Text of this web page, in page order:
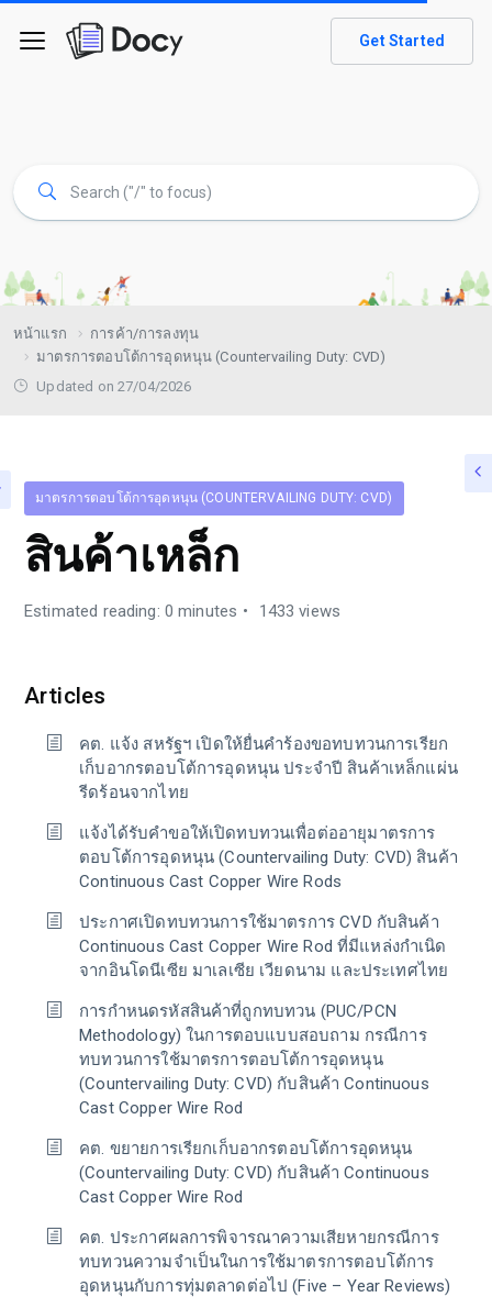
Get Started
หน้าแรก
การค้า/การลงทุน
มาตรการตอบโต้การอุดหนุน (Countervailing Duty: CVD)
Updated on 27/04/2026
มาตรการตอบโต้การอุดหนุน (COUNTERVAILING DUTY: CVD)
สินค้าเหล็ก
Estimated reading: 0 minutes 1433 views
Articles
คต. แจ้ง สหรัฐฯ เปิดให้ยื่นคำร้องขอทบทวนการเรียก
เก็บอากรตอบโต้การอุดหนุน ประจำปี สินค้าเหล็กแผ่น
รีดร้อนจากไทย
แจ้งได้รับคำขอให้เปิดทบทวนเพื่อต่ออายุมาตรการ
ตอบโต้การอุดหนุน (Countervailing Duty: CVD) สินค้า
Continuous Cast Copper Wire Rods
ประกาศเปิดทบทวนการใช้มาตรการ CVD กับสินค้า
Continuous Cast Copper Wire Rod ที่มีแหล่งกำเนิด
จากอินโดนีเซีย มาเลเซีย เวียดนาม และประเทศไทย
การกำหนดรหัสสินค้าที่ถูกทบทวน (PUC/PCN
Methodology) ในการตอบแบบสอบถาม กรณีการ
ทบทวนการใช้มาตรการตอบโต้การอุดหนุน
(Countervailing Duty: CVD) กับสินค้า Continuous
Cast Copper Wire Rod
คต. ขยายการเรียกเก็บอากรตอบโต้การอุดหนุน
(Countervailing Duty: CVD) กับสินค้า Continuous
Cast Copper Wire Rod
คต. ประกาศผลการพิจารณาความเสียหายกรณีการ
ทบทวนความจำเป็นในการใช้มาตรการตอบโต้การ
อุดหนุนกับการทุ่มตลาดต่อไป (Five – Year Reviews)